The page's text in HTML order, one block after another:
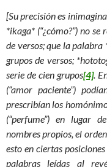
[Su precisión es
*ikaga* (“¿cómo?”) no
de versos; que la palabra
grupos de versos;
serie de cien grupos[4].
(“amor paciente”)
prescribían los
(“perfume”) en lugar
nombres propios, el
esto en ciertas
palabras leídas al